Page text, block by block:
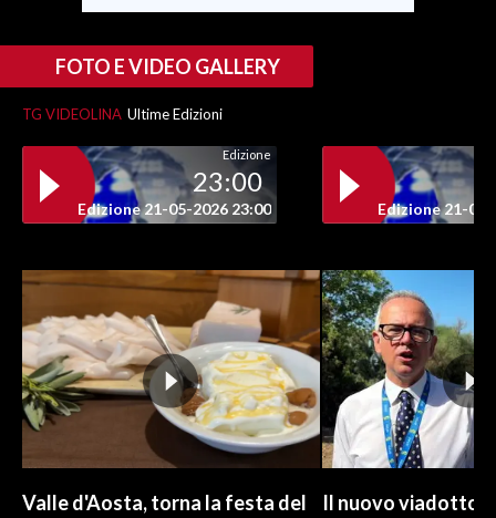
FOTO E VIDEO GALLERY
TG VIDEOLINA Ultime Edizioni
Edizione
23:00
Edizione 21-05-2026 23:00 Edizione 21-05-
Valle d'Aosta, torna la festa del
Il nuovo viadotto